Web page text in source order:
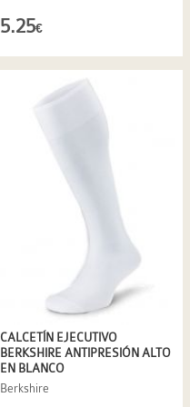
5.25€
CALCETÍN EJECUTIVO
BERKSHIRE ANTIPRESIÓN ALTO
EN BLANCO
Berkshire